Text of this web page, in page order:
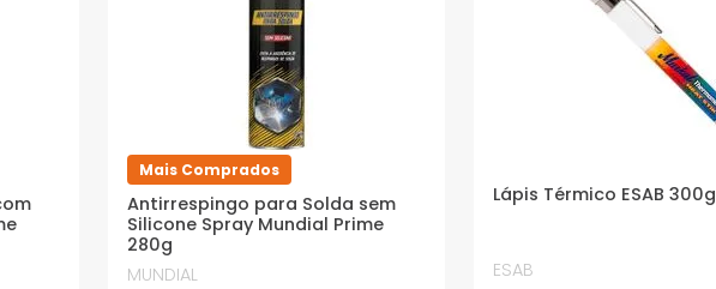
Mais Comprados
Antirrespingo para Solda sem
Silicone Spray Mundial Prime
280g
MUNDIAL
Lápis Térmico ESAB 300g
ESAB